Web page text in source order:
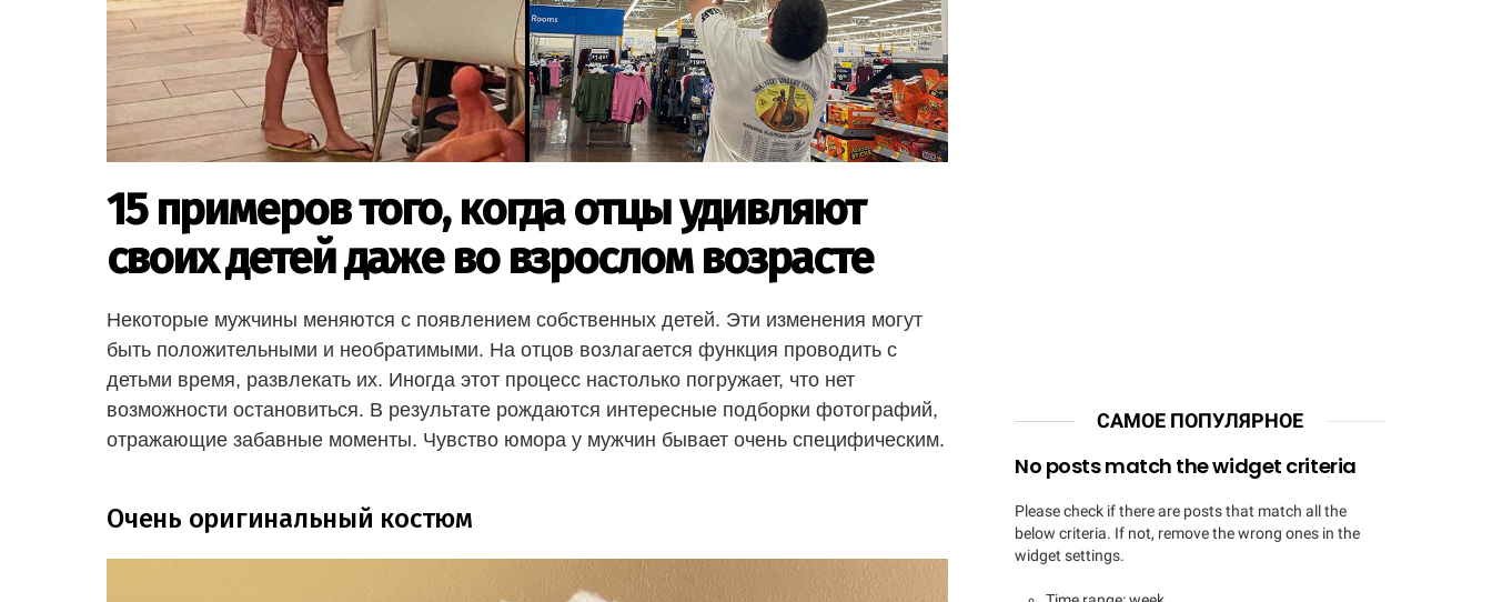
15 примеров того, когда отцы удивляют
своих детей даже во взрослом возрасте
Некоторые мужчины меняются с появлением собственных детей. Эти изменения могут
быть положительными и необратимыми. На отцов возлагается функция проводить с
детьми время, развлекать их. Иногда этот процесс настолько погружает, что нет
возможности остановиться. В результате рождаются интересные подборки фотографий,
отражающие забавные моменты. Чувство юмора у мужчин бывает очень специфическим.
Очень оригинальный костюм
САМОЕ ПОПУЛЯРНОЕ
No posts match the widget criteria
Please check if there are posts that match all the
below criteria. If not, remove the wrong ones in the
widget settings.